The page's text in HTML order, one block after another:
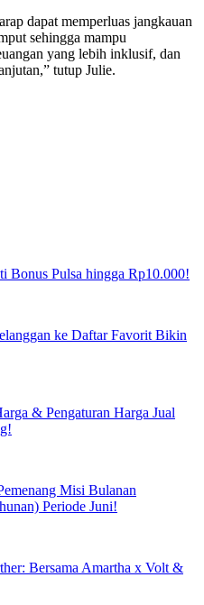
dapat memperluas jangkauan
sehingga mampu
yang lebih inklusif, dan
tutup Julie.
Bonus Pulsa hingga Rp10.000!
ke Daftar Favorit Bikin
& Pengaturan Harga Jual
Misi Bulanan
Periode Juni!
Bersama Amartha x Volt &